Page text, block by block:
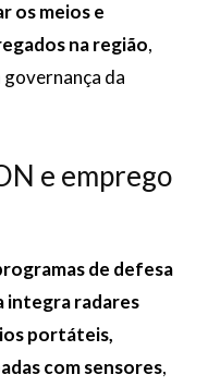
os meios e
na região,
da
e emprego
de defesa
integra radares
portáteis,
com sensores,